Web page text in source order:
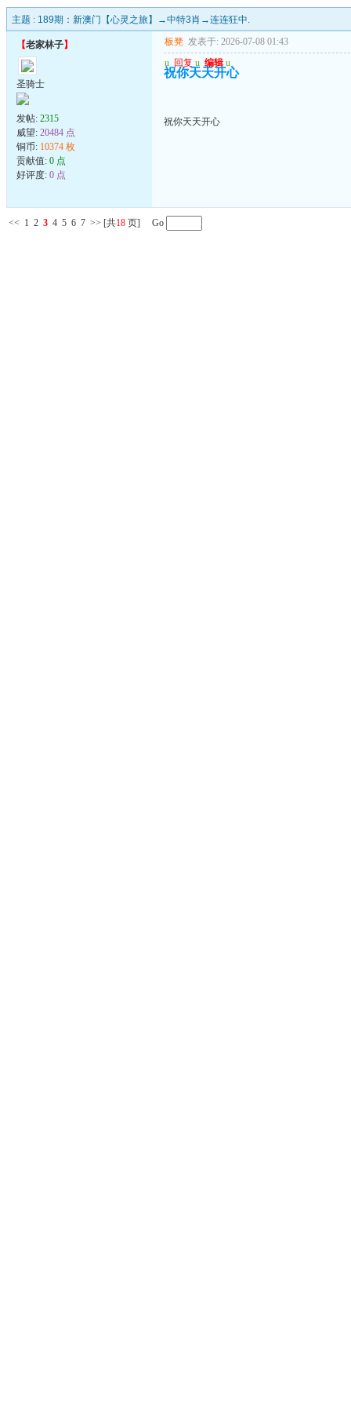
主题 : 189期：新澳门【心灵之旅】→中特3肖→连连狂中.
【老家林子】
圣骑士
发帖: 2315
威望: 20484 点
铜币: 10374 枚
贡献值: 0 点
好评度: 0 点
板凳 发表于: 2026-07-08 01:43
u 回复 u 编辑 u
祝你天天开心
祝你天天开心
<< 1 2 3 4 5 6 7 >> [共18 页] Go